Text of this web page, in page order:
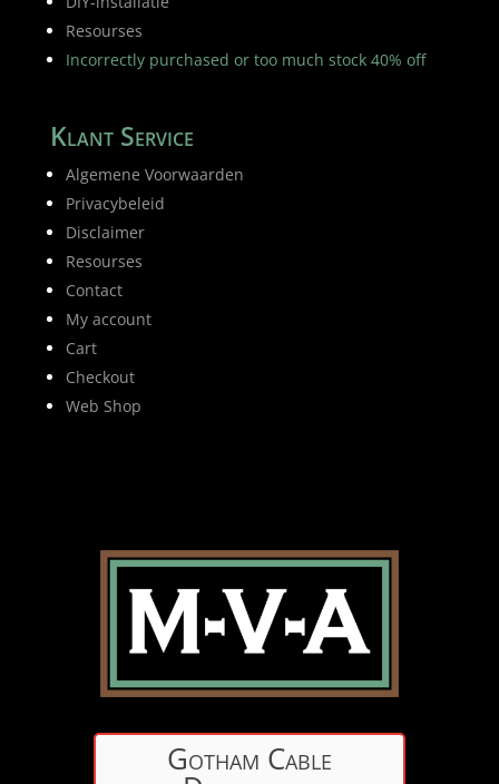
Resourses
Incorrectly purchased or too much stock 40% off
Klant Service
Algemene Voorwaarden
Privacybeleid
Disclaimer
Resourses
Contact
My account
Cart
Checkout
Web Shop
Gotham Cable